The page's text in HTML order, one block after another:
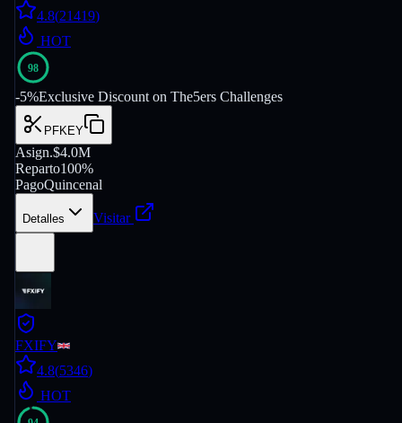
4.8(21419)
HOT
98
-5%Exclusive Discount on The5ers Challenges
PFKEY
Asign.$4.0M
Reparto100%
PagoQuincenal
Detalles Visitar
FXIFY
4.8(5346)
HOT